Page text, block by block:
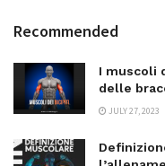
Recommended
I muscoli
delle
JULY 27, 2023